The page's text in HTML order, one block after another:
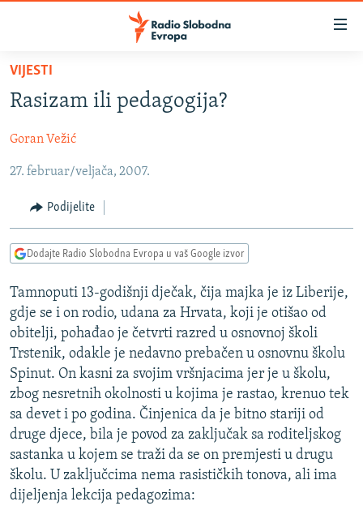
Pređite
glavni
Pređite
na
navigaciju
Pređite
na
pretragu
BOSNA I HERCEGOVINA
SRBIJA
KOSOVO
CRNA GORA
VIZUELNO
VIDEO
FOTOGALERIJE
INFOGRAFIKE
PODCASTI
RAT U UKRAJINI
KINA NA BALKANU
RSE PRIČE IZ SVIJETA
ISPRIČAJ MI
DNEVNO@RSE
SPECIJALI RSE
VIŠE OD NASLOVA
GENOCID U SREBRENICI
PRATITE NAS
VIJESTI
Rasizam ili pedagogija?
Goran Vežić
27. februar/veljača, 2007.
Podijelite
Dodajte Radio Slobodna Evropa u vaš Google izvor
Tamnoputi 13-godišnji dječak, čija majka je iz Liberije,
gdje se i on rodio, udana za Hrvata, koji je otišao od
obitelji, pohađao je četvrti razred u osnovnoj školi
Trstenik, odakle je nedavno prebačen u osnovnu školu
Spinut. On kasni za svojim vršnjacima jer je u školu,
zbog nesretnih okolnosti u kojima je rastao, krenuo tek
sa devet i po godina. Činjenica da je bitno stariji od
druge djece, bila je povod za zaključak sa roditeljskog
sastanka u kojem se traži da se on premjesti u drugu
školu. U zaključcima nema rasističkih tonova, ali ima
dijeljenja lekcija pedagozima: